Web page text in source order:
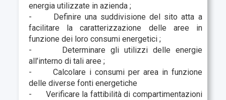
energia utilizzate in azienda ;
- Definire una suddivisione del sito atta a
facilitare la caratterizzazione delle aree in
funzione dei loro consumi energetici ;
- Determinare gli utilizzi delle energie
all’interno di tali aree ;
- Calcolare i consumi per area in funzione
delle diverse fonti energetiche
- Verificare la fattibilità di compartimentazioni